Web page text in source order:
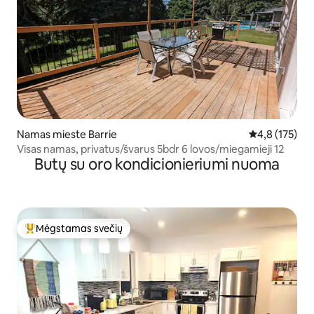
Namas mieste Barrie Vidutinis
4,8 (175)
Visas namas, privatus/švarus 5bdr 6 lovos/miegamieji 12
Butų su oro kondicionieriumi nuoma
Svečių mėgstamiausias
Mėgstamas svečių